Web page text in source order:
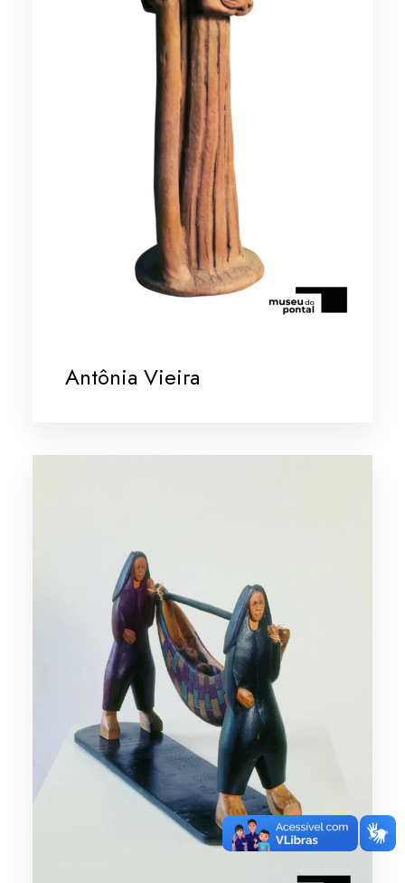
Antônia Vieira